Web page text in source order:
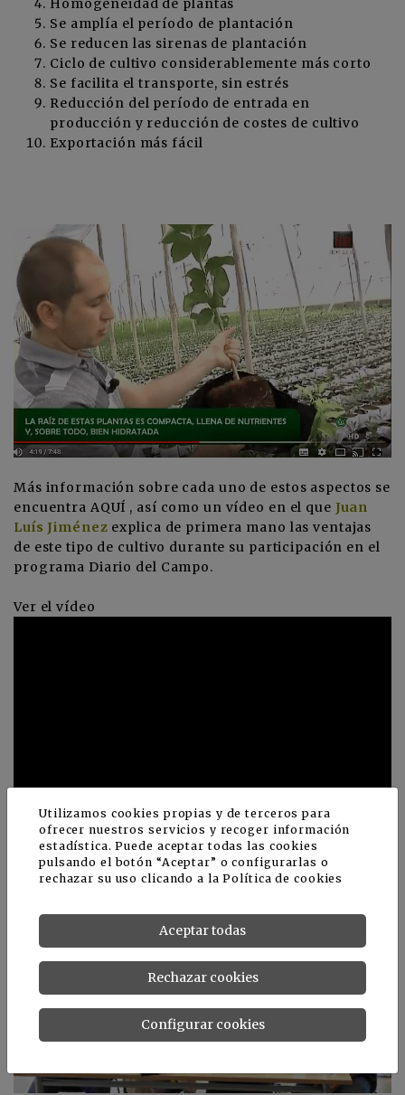
Homogeneidad de plantas
Se amplía el período de plantación
Se reducen las sirenas de plantación
Ciclo de cultivo considerablemente más corto
Se facilita el transporte, sin estrés
Reducción del período de entrada en
producción y reducción de costes de cultivo
Exportación más fácil
Más información sobre cada uno de estos aspectos se
encuentra AQUÍ , así como un vídeo en el que Juan
Luís Jiménez explica de primera mano las ventajas
de este tipo de cultivo durante su participación en el
programa Diario del Campo.
Ver el vídeo
Noticias relacionadas
Utilizamos cookies propias y de terceros para
ofrecer nuestros servicios y recoger información
estadística. Puede aceptar todas las cookies
pulsando el botón “Aceptar” o configurarlas o
rechazar su uso clicando a laPolítica de cookies
Aceptar todas
Rechazar cookies
Configurar cookies